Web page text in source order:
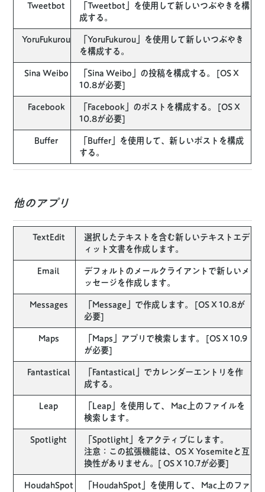
Tweetbot
「Tweetbot」を使用して新しいつぶやきを構
成する。
YoruFukurou
「YoruFukurou」を使用して新しいつぶやき
を構成する。
Sina Weibo
「Sina Weibo」の投稿を構成する。 [OS X
10.8が必要]
Facebook
「Facebook」のポストを構成する。 [OS X
10.8が必要]
Buffer
「Buffer」を使用して、新しいポストを構成
する。
他のアプリ
TextEdit
選択したテキストを含む新しいテキストエデ
ィット文書を作成します。
Email
デフォルトのメールクライアントで新しいメ
ッセージを作成します。
Messages
「Message」で作成します。 [OS X 10.8が
必要]
Maps
「Maps」アプリで検索します。 [OS X 10.9
が必要]
Fantastical
「Fantastical」でカレンダーエントリを作
成する。
Leap
「Leap」を使用して、 Mac上のファイルを
検索します。
Spotlight
「Spotlight」をアクティブにします。
注意：この拡張機能は、OS X Yosemiteと互
換性がありません。[ OS X 10.7が必要]
HoudahSpot
「HoudahSpot」を使用して、 Mac上のファ